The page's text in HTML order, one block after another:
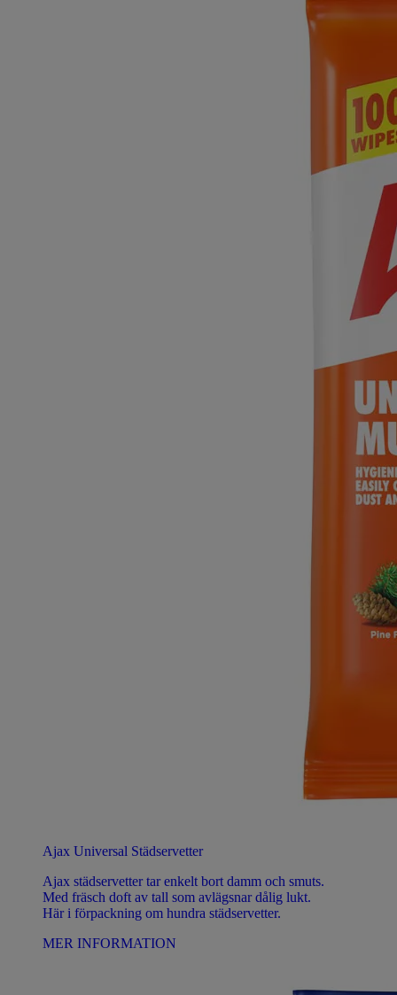
Ajax Universal Städservetter
Ajax städservetter tar enkelt bort damm och smuts.
Med fräsch doft av tall som avlägsnar dålig lukt.
Här i förpackning om hundra städservetter.
MER INFORMATION